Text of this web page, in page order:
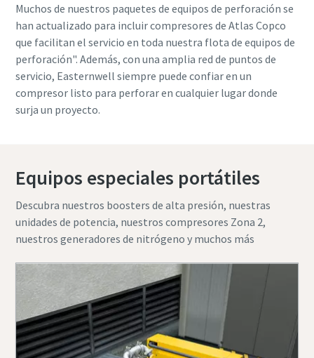
Muchos de nuestros paquetes de equipos de perforación se
han actualizado para incluir compresores de Atlas Copco
que facilitan el servicio en toda nuestra flota de equipos de
perforación". Además, con una amplia red de puntos de
servicio, Easternwell siempre puede confiar en un
compresor listo para perforar en cualquier lugar donde
surja un proyecto.
Equipos especiales portátiles
Descubra nuestros boosters de alta presión, nuestras
unidades de potencia, nuestros compresores Zona 2,
nuestros generadores de nitrógeno y muchos más